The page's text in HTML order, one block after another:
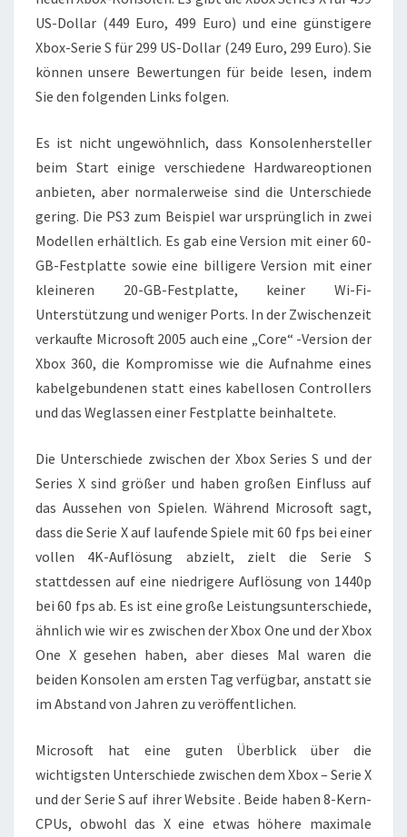
e
s
US-Dollar (449 Euro, 499 Euro) und eine günstigere
Xbox-Serie S für 299 US-Dollar (249 Euro, 299 Euro). Sie
können unsere Bewertungen für beide lesen, indem
Sie den folgenden Links folgen.
Es ist nicht ungewöhnlich, dass Konsolenhersteller
beim Start einige verschiedene Hardwareoptionen
anbieten, aber normalerweise sind die Unterschiede
gering. Die PS3 zum Beispiel war ursprünglich in zwei
Modellen erhältlich. Es gab eine Version mit einer 60-
GB-Festplatte sowie eine billigere Version mit einer
kleineren 20-GB-Festplatte, keiner Wi-Fi-
Unterstützung und weniger Ports. In der Zwischenzeit
verkaufte Microsoft 2005 auch eine „Core“ -Version der
Xbox 360, die Kompromisse wie die Aufnahme eines
kabelgebundenen statt eines kabellosen Controllers
und das Weglassen einer Festplatte beinhaltete.
Die Unterschiede zwischen der Xbox Series S und der
Series X sind größer und haben großen Einfluss auf
das Aussehen von Spielen. Während Microsoft sagt,
dass die Serie X auf laufende Spiele mit 60 fps bei einer
vollen 4K-Auflösung abzielt, zielt die Serie S
stattdessen auf eine niedrigere Auflösung von 1440p
bei 60 fps ab. Es ist eine große Leistungsunterschiede,
ähnlich wie wir es zwischen der Xbox One und der Xbox
One X gesehen haben, aber dieses Mal waren die
beiden Konsolen am ersten Tag verfügbar, anstatt sie
im Abstand von Jahren zu veröffentlichen.
Microsoft hat eine guten Überblick über die
wichtigsten Unterschiede zwischen dem Xbox – Serie X
und der Serie S auf ihrer Website . Beide haben 8-Kern-
CPUs, obwohl das X eine etwas höhere maximale